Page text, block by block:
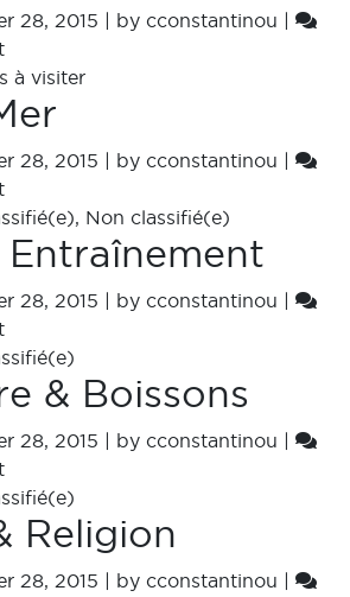
28, 2015 | by cconstantinou |
à visiter
28, 2015 | by cconstantinou |
, Non classifié(e)
Entraînement
28, 2015 | by cconstantinou |
& Boissons
28, 2015 | by cconstantinou |
Religion
28, 2015 | by cconstantinou |